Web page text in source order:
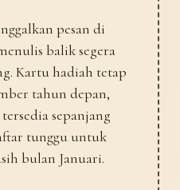
pesan di
balik segera
Kartu hadiah tetap
tahun depan,
sepanjang
tunggu untuk
bulan Januari.